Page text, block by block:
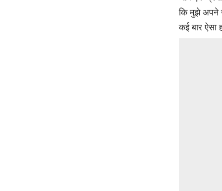
कि मुझे अपने
कई बार ऐसा